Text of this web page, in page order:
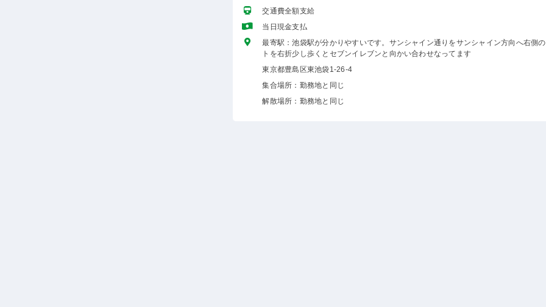
交通費全額支給
当日現金支払
最寄駅：池袋駅が分かりやすいです。サンシャイン通りをサンシャイン方向へ右側
トを右折少し歩くとセブンイレブンと向かい合わせなってます
東京都豊島区東池袋1-26-4
集合場所：勤務地と同じ
解散場所：勤務地と同じ